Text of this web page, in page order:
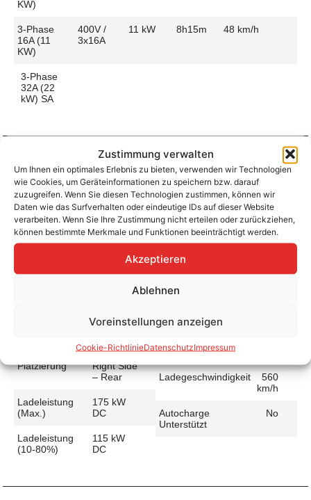
Zustimmung verwalten
Um Ihnen ein optimales Erlebnis zu bieten, verwenden wir Technologien
wie Cookies, um Geräteinformationen zu speichern bzw. darauf
zuzugreifen. Wenn Sie diesen Technologien zustimmen, können wir
Daten wie das Surfverhalten oder eindeutige IDs auf dieser Website
verarbeiten. Wenn Sie Ihre Zustimmung nicht erteilen oder zurückziehen,
können bestimmte Merkmale und Funktionen beeinträchtigt werden.
Akzeptieren
Ablehnen
Voreinstellungen anzeigen
Cookie-RichtlinieDatenschutzImpressum
KW)
3-Phase
16A (11
KW)
400V /
3x16A
11 kW 8h15m 48 km/h
3-Phase
32A (22
kW) SA
Aufladen zu Hause / am Fahrtziel
Ladeanschluss Type 2
Platzierung
Right Side
– Rear
Ladezeit (0-
>490 Km)
8h15m
Ladegeschwindigkeit49 km/h
Schnellladen
Platzierung
Right Side
– Rear
Ladeleistung
(max.)
175 kW
DC
Ladeleistung
(10-80%)
115 kW
DC
>392 Km)
Ladegeschwindigkeit
560
km/h
Autocharge
Unterstützt
No